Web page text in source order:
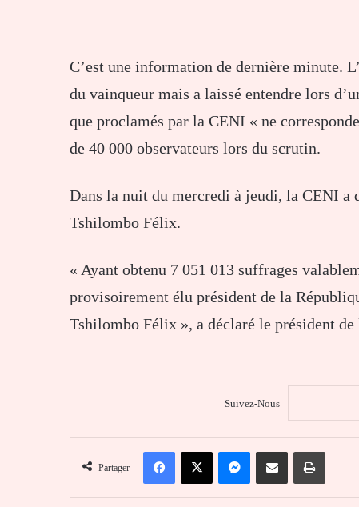
C’est une information de dernière minute.
du vainqueur mais a laissé entendre lors
que proclamés par la CENI « ne
de 40 000 observateurs lors du scrutin.
Dans la nuit du mercredi à jeudi, la CENI a
Tshilombo Félix.
« Ayant obtenu 7 051 013 suffrages
provisoirement élu président de la
Tshilombo Félix », a déclaré le président
Suivez-Nous
Partager
FacebookX MessengerPartager par email Imprimer